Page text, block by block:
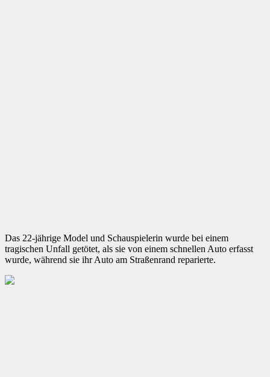
Das 22-jährige Model und Schauspielerin wurde bei einem
tragischen Unfall getötet, als sie von einem schnellen Auto erfasst
wurde, während sie ihr Auto am Straßenrand reparierte.